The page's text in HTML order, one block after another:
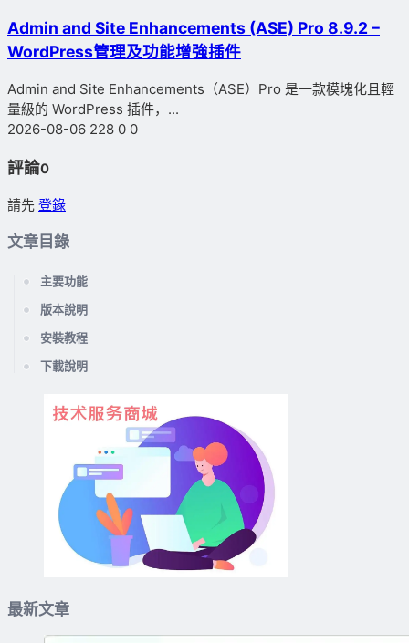
Admin and Site Enhancements (ASE) Pro 8.9.2 –
WordPress管理及功能增強插件
Admin and Site Enhancements（ASE）Pro 是一款模塊化且輕
量級的 WordPress 插件，...
2026-08-06 228 0 0
評論0
請先 登錄
文章目錄
主要功能
版本說明
安裝教程
下載說明
最新文章